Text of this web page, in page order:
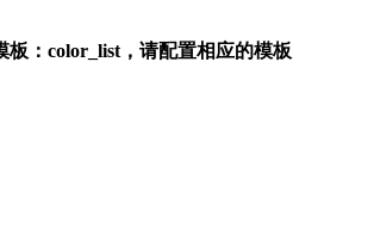
板：color_list，请配置相应的模板